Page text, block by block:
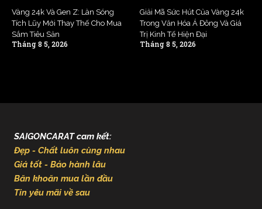
Vàng 24k Và Gen Z: Làn Sóng
Tích Lũy Mới Thay Thế Cho Mua
Sắm Tiêu Sản
Tháng 8 5, 2026
Giải Mã Sức Hút Của Vàng 24k
Trong Văn Hóa Á Đông Và Giá
Trị Kinh Tế Hiện Đại
Tháng 8 5, 2026
SAIGONCARAT cam kết:
Đẹp - Chất luôn cùng nhau
Giá tốt - Bảo hành lâu
Băn khoăn mua lần đầu
Tin yêu mãi về sau